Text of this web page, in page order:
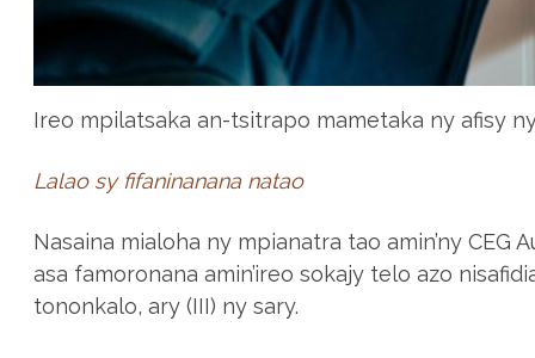
Ireo mpilatsaka an-tsitrapo mametaka ny afisy
Lalao sy fifaninanana natao
Nasaina mialoha ny mpianatra tao amin’ny CEG
asa famoronana amin’ireo sokajy telo azo
tononkalo, ary (III) ny sary.